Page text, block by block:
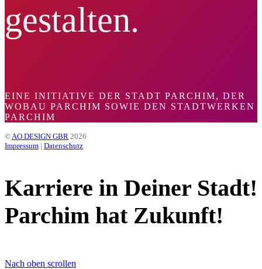
gestalten.
EINE INITIATIVE DER STADT PARCHIM, DER
WOBAU PARCHIM SOWIE DEN STADTWERKEN
PARCHIM
©AO DESIGN GBR 2026
Impressum | Datenschutz
Karriere in Deiner Stadt!
Parchim hat Zukunft!
Nach oben scrollen